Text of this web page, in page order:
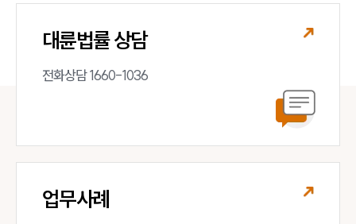
대륜법률 상담
전화상담 1660-1036
업무사례